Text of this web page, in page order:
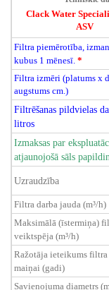
Clack Water
ASV
Filtra piemērotība,
kubus 1 mēnesī. *
Filtra izmēri (platums x
augstums cm.)
Filtrēšanas pildvielas
litros
Izmaksas par
atjaunojošā sāls
Uzraudzība
Filtra darba jauda (m³/h)
Maksimālā (īstermiņa)
veiktspēja (m³/h)
Ražotāja ieteikums filtra
maiņai (gadi)
Savienojuma diametrs